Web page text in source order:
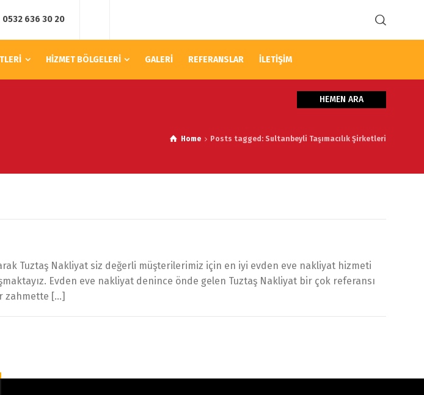
0532 636 30 20
HİZMET BÖLGELERİ GALERİ REFERANSLAR İLETİŞİM
HEMEN ARA
Home Posts tagged: Sultanbeyli Taşımacılık Şirketleri
Tuztaş Nakliyat siz değerli müşterilerimiz için en iyi evden eve nakliyat hizmeti
Evden eve nakliyat denince önde gelen Tuztaş Nakliyat bir çok referansı
zahmette […]